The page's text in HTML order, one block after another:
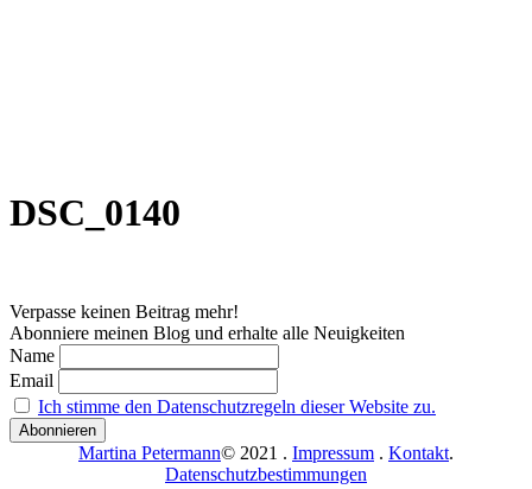
DSC_0140
Verpasse keinen Beitrag mehr!
Abonniere meinen Blog und erhalte alle Neuigkeiten
Name
Email
Ich stimme den Datenschutzregeln dieser Website zu.
Martina Petermann© 2021 . Impressum . Kontakt.
Datenschutzbestimmungen